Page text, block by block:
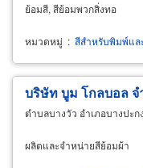
ย้อมสี, สีย้อมพวกสิ่งทอ
หมวดหมู่ : สีสำหรับพิมพ์แล
บริษัท บูม โกลบอล จ
ตำบลบางวัว อำเภอบางปะก
ผลิตและจำหน่ายสีย้อมผ้า